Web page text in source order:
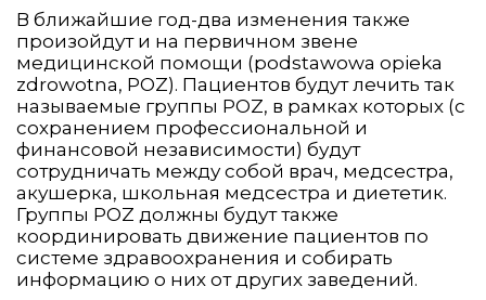
В ближайшие год-два изменения также
произойдут и на первичном звене
медицинской помощи (podstawowa opieka
zdrowotna, POZ). Пациентов будут лечить так
называемые группы POZ, в рамках которых (с
сохранением профессиональной и
финансовой независимости) будут
сотрудничать между собой врач, медсестра,
акушерка, школьная медсестра и диететик.
Группы POZ должны будут также
координировать движение пациентов по
системе здравоохранения и собирать
информацию о них от других заведений.